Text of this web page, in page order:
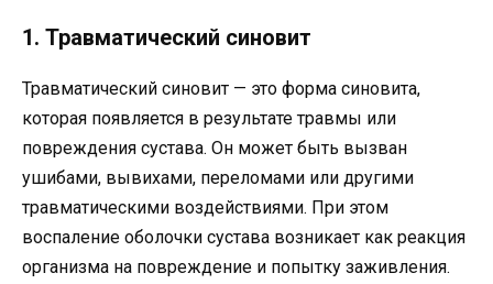
1. Травматический синовит
Травматический синовит — это форма синовита,
которая появляется в результате травмы или
повреждения сустава. Он может быть вызван
ушибами, вывихами, переломами или другими
травматическими воздействиями. При этом
воспаление оболочки сустава возникает как реакция
организма на повреждение и попытку заживления.